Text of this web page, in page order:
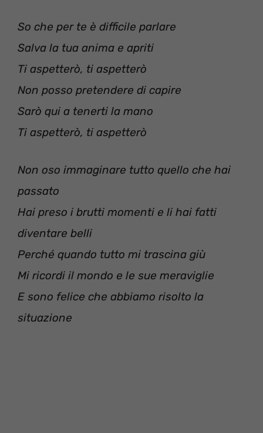
So che per te è difficile parlare
Salva la tua anima e apriti
Ti aspetterò, ti aspetterò
Non posso pretendere di capire
Sarò qui a tenerti la mano
Ti aspetterò, ti aspetterò
Non oso immaginare tutto quello che hai
passato
Hai preso i brutti momenti e li hai fatti
diventare belli
Perché quando tutto mi trascina giù
Mi ricordi il mondo e le sue meraviglie
E sono felice che abbiamo risolto la
situazione